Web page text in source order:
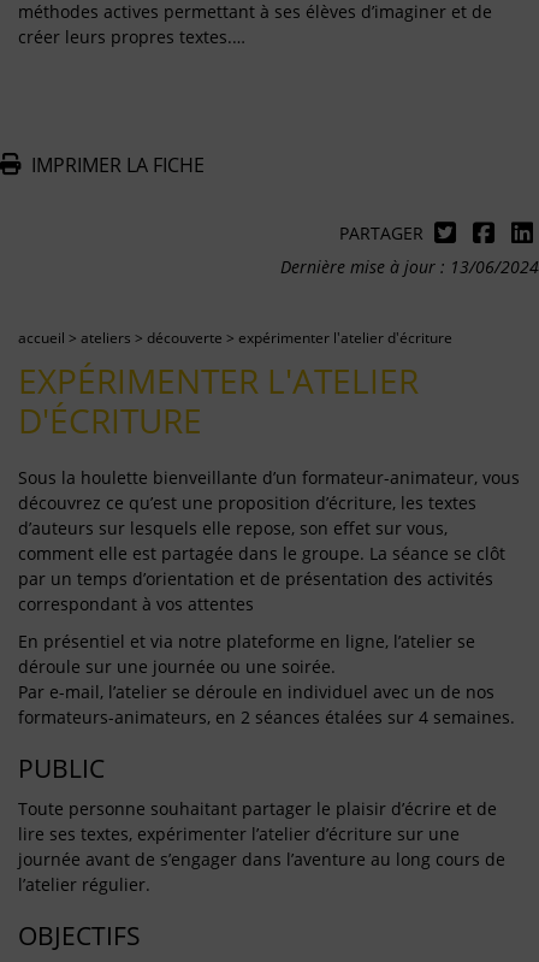
méthodes actives permettant à ses élèves d’imaginer et de
créer leurs propres textes.…
IMPRIMER LA FICHE
PARTAGER
Dernière mise à jour : 13/06/2024
accueil > ateliers > découverte > expérimenter l'atelier d'écriture
EXPÉRIMENTER L'ATELIER
D'ÉCRITURE
Sous la houlette bienveillante d’un formateur-animateur, vous
découvrez ce qu’est une proposition d’écriture, les textes
d’auteurs sur lesquels elle repose, son effet sur vous,
comment elle est partagée dans le groupe. La séance se clôt
par un temps d’orientation et de présentation des activités
correspondant à vos attentes
En présentiel et via notre plateforme en ligne, l’atelier se
déroule sur une journée ou une soirée.
Par e-mail, l’atelier se déroule en individuel avec un de nos
formateurs-animateurs, en 2 séances étalées sur 4 semaines.
PUBLIC
Toute personne souhaitant partager le plaisir d’écrire et de
lire ses textes, expérimenter l’atelier d’écriture sur une
journée avant de s’engager dans l’aventure au long cours de
l’atelier régulier.
OBJECTIFS